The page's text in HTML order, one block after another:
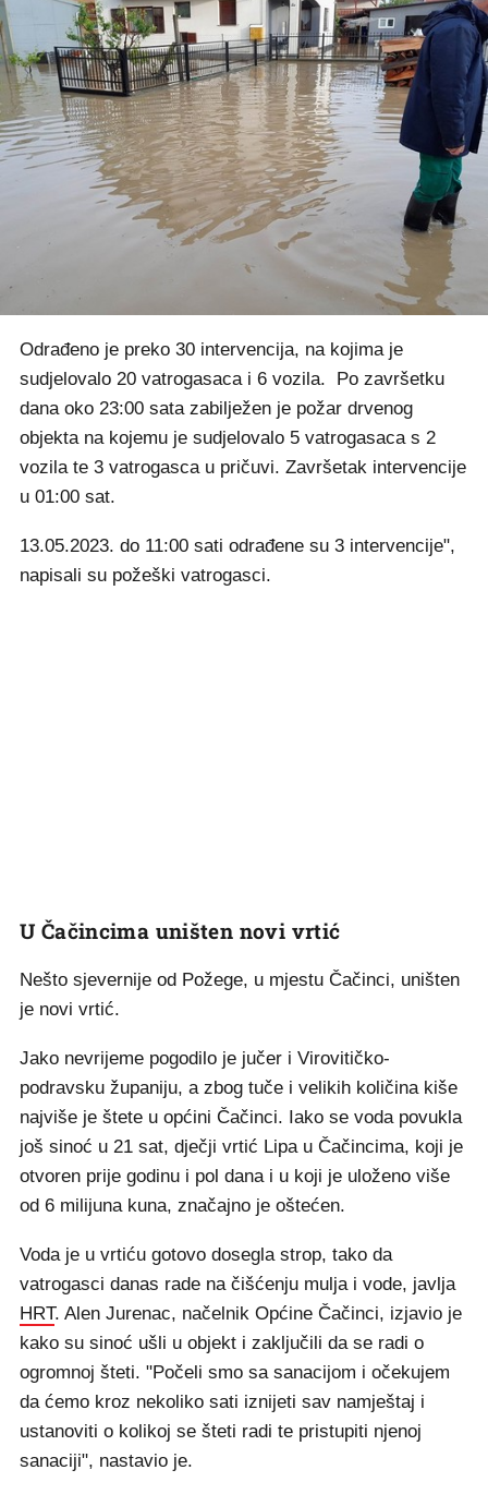
Odrađeno je preko 30 intervencija, na kojima je
sudjelovalo 20 vatrogasaca i 6 vozila. Po završetku
dana oko 23:00 sata zabilježen je požar drvenog
objekta na kojemu je sudjelovalo 5 vatrogasaca s 2
vozila te 3 vatrogasca u pričuvi. Završetak intervencije
u 01:00 sat.
13.05.2023. do 11:00 sati odrađene su 3 intervencije",
napisali su požeški vatrogasci.
U Čačincima uništen novi vrtić
Nešto sjevernije od Požege, u mjestu Čačinci, uništen
je novi vrtić.
Jako nevrijeme pogodilo je jučer i Virovitičko-
podravsku županiju, a zbog tuče i velikih količina kiše
najviše je štete u općini Čačinci. Iako se voda povukla
još sinoć u 21 sat, dječji vrtić Lipa u Čačincima, koji je
otvoren prije godinu i pol dana i u koji je uloženo više
od 6 milijuna kuna, značajno je oštećen.
Voda je u vrtiću gotovo dosegla strop, tako da
vatrogasci danas rade na čišćenju mulja i vode, javlja
HRT. Alen Jurenac, načelnik Općine Čačinci, izjavio je
kako su sinoć ušli u objekt i zaključili da se radi o
ogromnoj šteti. "Počeli smo sa sanacijom i očekujem
da ćemo kroz nekoliko sati iznijeti sav namještaj i
ustanoviti o kolikoj se šteti radi te pristupiti njenoj
sanaciji", nastavio je.